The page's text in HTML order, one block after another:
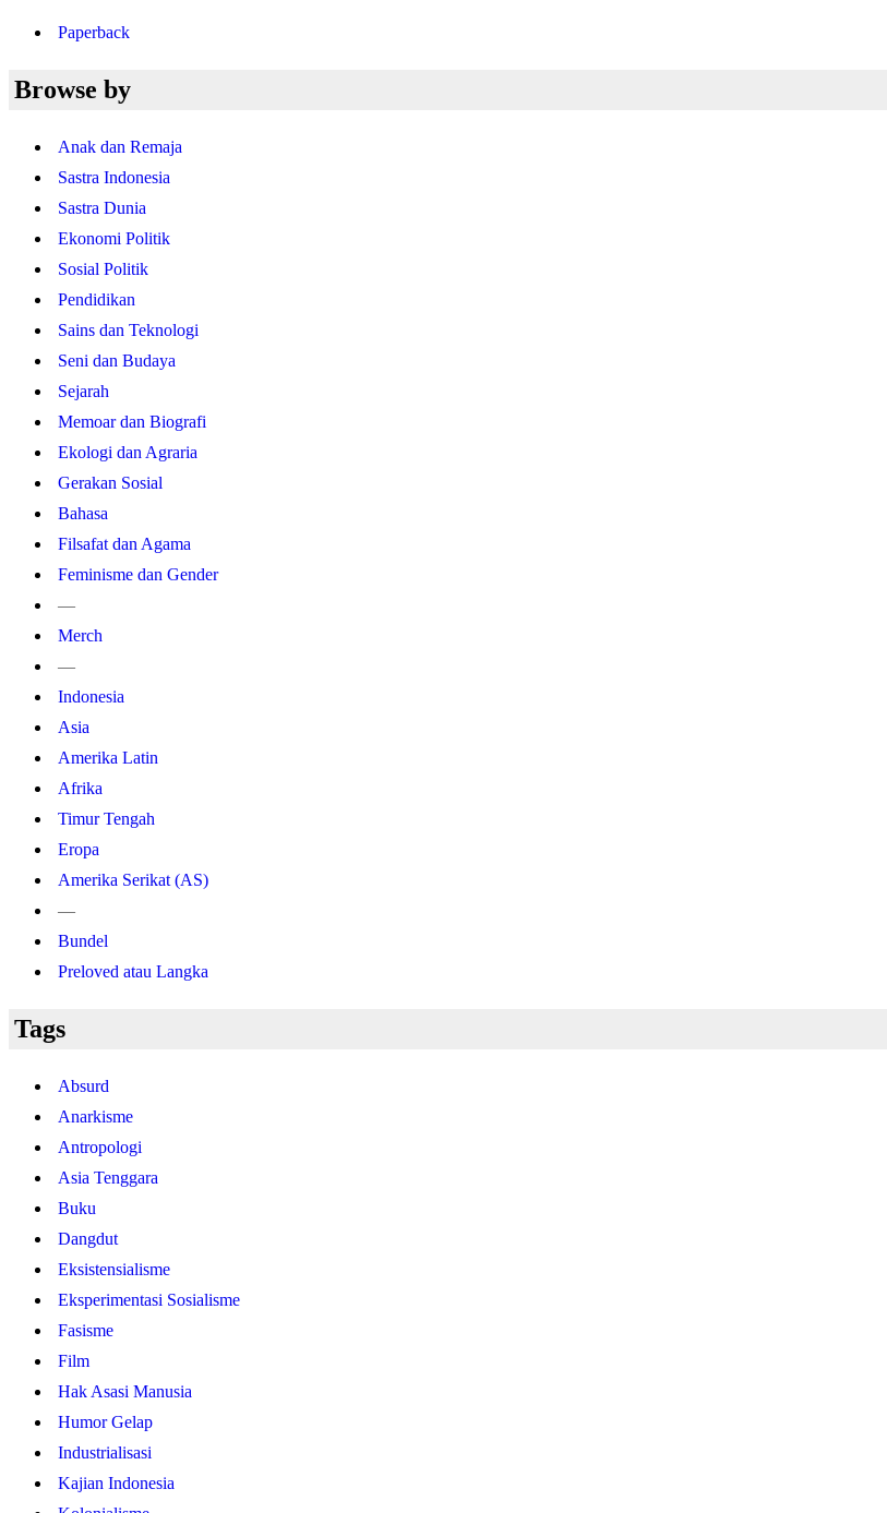
Paperback
Browse by
Anak dan Remaja
Sastra Indonesia
Sastra Dunia
Ekonomi Politik
Sosial Politik
Pendidikan
Sains dan Teknologi
Seni dan Budaya
Sejarah
Memoar dan Biografi
Ekologi dan Agraria
Gerakan Sosial
Bahasa
Filsafat dan Agama
Feminisme dan Gender
—
Merch
—
Indonesia
Asia
Amerika Latin
Afrika
Timur Tengah
Eropa
Amerika Serikat (AS)
—
Bundel
Preloved atau Langka
Tags
Absurd
Anarkisme
Antropologi
Asia Tenggara
Buku
Dangdut
Eksistensialisme
Eksperimentasi Sosialisme
Fasisme
Film
Hak Asasi Manusia
Humor Gelap
Industrialisasi
Kajian Indonesia